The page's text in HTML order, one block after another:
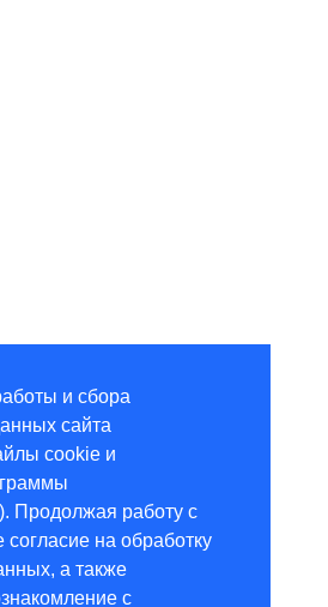
и сбора
сайта
cookie и
Продолжая работу с
на обработку
а также
с